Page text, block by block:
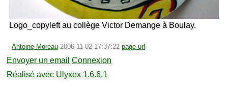
Logo_copyleft au collège Victor Demange à Boulay.
Antoine Moreau 2006-11-02 17:37:22 page url
Envoyer un email Connexion
Réalisé avec Ulyxex 1.6.6.1